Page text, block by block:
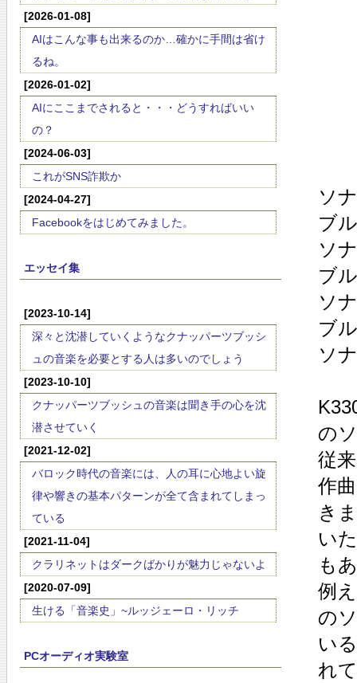
[2026-01-08]
AIはこんな事も出来るのか…確かに手間は省け
るね。
[2026-01-02]
AIにここまでされると・・・どうすればいい
の？
[2024-06-03]
これがSNS詐欺か
[2024-04-27]
Facebookをはじめてみました。
エッセイ集
[2023-10-14]
深々と沈潜していくようなクナッパーツブッシ
ュの音楽を必要とする人は多いのでしょう
[2023-10-10]
クナッパーツブッシュの音楽は聞き手の心を沈
潜させていく
[2021-12-02]
バロック時代の音楽には、人の耳に心地よい旋
律や響きの基本パターンが全て含まれてしまっ
ている
[2021-11-04]
クラリネットはダークばかりが魅力じゃないよ
[2020-07-09]
生ける「音楽史」~ルッジェーロ・リッチ
PCオーディオ実験室
ソ
ブ
ソ
ブ
ソ
ブ
ソ
の
従
作
き
い
も
例
の
い
れ